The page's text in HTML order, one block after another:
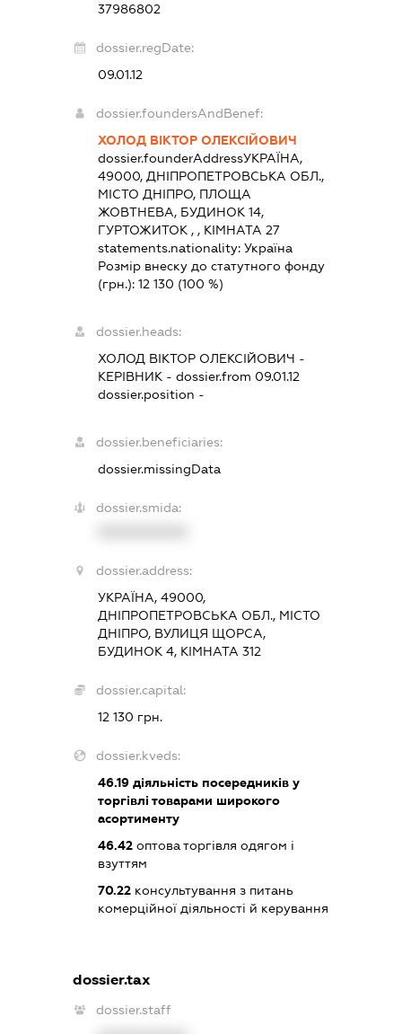
37986802
dossier.regDate:
09.01.12
dossier.foundersAndBenef:
ХОЛОД ВІКТОР ОЛЕКСІЙОВИЧ
dossier.founderAddressУКРАЇНА,
49000, ДНІПРОПЕТРОВСЬКА ОБЛ.,
МІСТО ДНІПРО, ПЛОЩА
ЖОВТНЕВА, БУДИНОК 14,
ГУРТОЖИТОК , , КІМНАТА 27
statements.nationality: Україна
Розмір внеску до статутного фонду
(грн.): 12 130 (100 %)
dossier.heads:
ХОЛОД ВІКТОР ОЛЕКСІЙОВИЧ -
КЕРІВНИК - dossier.from 09.01.12
dossier.position -
dossier.beneficiaries:
dossier.missingData
dossier.smida:
dossier.address:
УКРАЇНА, 49000,
ДНІПРОПЕТРОВСЬКА ОБЛ., МІСТО
ДНІПРО, ВУЛИЦЯ ЩОРСА,
БУДИНОК 4, КІМНАТА 312
dossier.capital:
12 130 грн.
dossier.kveds:
46.19діяльність посередників у
торгівлі товарами широкого
асортименту
46.42оптова торгівля одягом і
взуттям
70.22консультування з питань
комерційної діяльності й керування
dossier.tax
dossier.staff